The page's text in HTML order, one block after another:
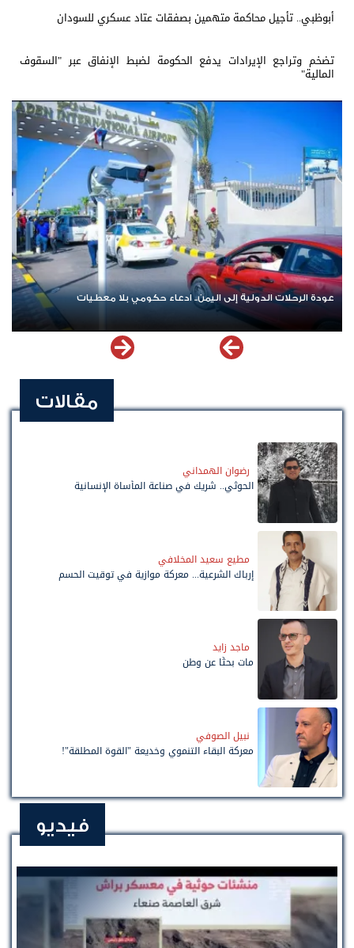
أبوظبي.. تأجيل محاكمة متهمين بصفقات عتاد عسكري للسودان
تضخم وتراجع الإيرادات يدفع الحكومة لضبط الإنفاق عبر "السقوف
المالية"
عودة الرحلات الدولية إلى اليمن.. ادعاء حكومي بلا معطيات
مقالات
رضوان الهمداني
الحوثي.. شريك في صناعة المأساة الإنسانية
مطيع سعيد المخلافي
إرباك الشرعية... معركة موازية في توقيت الحسم
ماجد زايد
مات بحثًا عن وطن
نبيل الصوفي
معركة البقاء التنموي وخديعة "القوة المطلقة"!
فيديو